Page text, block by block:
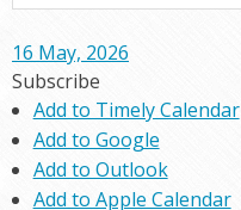
16 May, 2026
Subscribe
Add to Timely Calendar
Add to Google
Add to Outlook
Add to Apple Calendar